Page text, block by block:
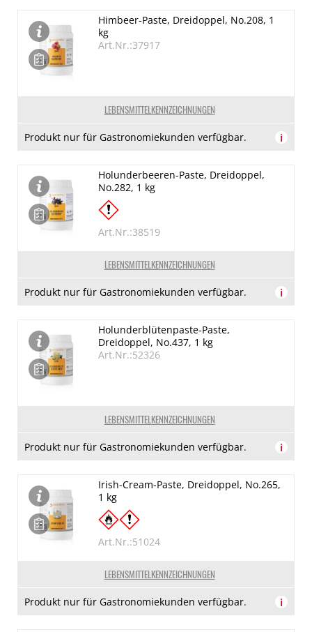
LEBENSMITTELKENNZEICHNUNGEN
Himbeer-Paste, Dreidoppel, No.208, 1
kg
Art.Nr.:37917
Produkt nur für Gastronomiekunden verfügbar. i
LEBENSMITTELKENNZEICHNUNGEN
Holunderbeeren-Paste, Dreidoppel,
No.282, 1 kg
Art.Nr.:38519
Produkt nur für Gastronomiekunden verfügbar. i
LEBENSMITTELKENNZEICHNUNGEN
Holunderblütenpaste-Paste,
Dreidoppel, No.437, 1 kg
Art.Nr.:52326
Produkt nur für Gastronomiekunden verfügbar. i
LEBENSMITTELKENNZEICHNUNGEN
Irish-Cream-Paste, Dreidoppel, No.265,
1 kg
Art.Nr.:51024
Produkt nur für Gastronomiekunden verfügbar. i